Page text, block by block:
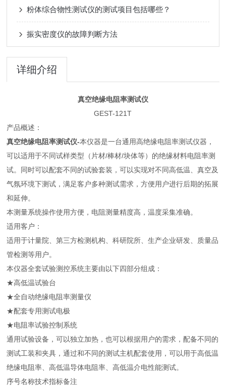
粉体综合物性测试仪的测试项目包括哪些？
振实密度仪的故障判断方法
详细介绍
真空绝缘电阻率测试仪
GEST-121T
产品概述：
真空绝缘电阻率测试仪-本仪器是一台通用高绝缘电阻率测试仪器，
可以适用于不同试样类型（片材/棒材/块体等）的绝缘材料电阻率测
试。同时可以配套不同的试验套装，可以实现对不同高低温、真空及
气氛环境下测试，满足客户多种测试需求，方便用户进行后期的拓展
和延伸。
本测量系统操作使用方便，电阻测量精度高，温度采集准确。
适用客户：
适用于计量院、第三方检测机构、科研院所、生产企业研发、质量品
管检测等用户。
本仪器全套试验测控系统主要由以下四部分组成：
★高低温试验台
★全自动绝缘电阻率测量仪
★配套专用测试电极
★电阻率试验控制系统
通用试验设备，可以独立加热，也可以根据用户的需求，配备不同的
测试工装和夹具，通过和不同的测试主机配套使用，可以用于高低温
绝缘电阻率、高低温导体电阻率、高低温介电性能测试。
序号名称技术指标备注